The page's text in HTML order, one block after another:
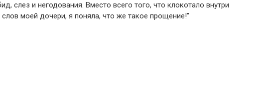
слез и негодования. Вместо всего того, что клокотало внутри
моей дочери, я поняла, что же такое прощение!”